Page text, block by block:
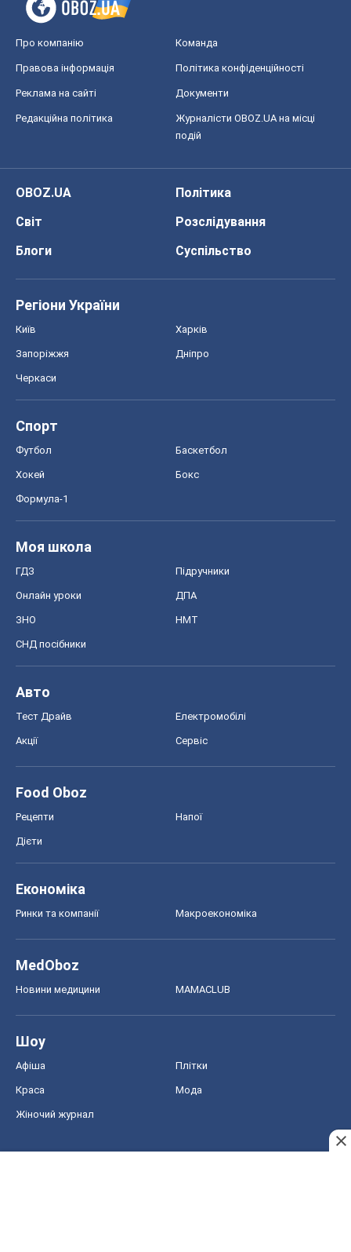
Про компанію Команда
Правова інформація Політика конфіденційності
Реклама на сайті Документи
Редакційна політика
Журналісти OBOZ.UA на місці
подій
OBOZ.UA
Політика
Світ
Розслідування
Блоги
Суспільство
Регіони України
Київ Харків
Запоріжжя Дніпро
Черкаси
Спорт
Футбол Баскетбол
Хокей Бокс
Формула-1
Моя школа
ГДЗ Підручники
Онлайн уроки ДПА
ЗНО НМТ
СНД посібники
Авто
Тест Драйв Електромобілі
Акції Сервіс
Food Oboz
Рецепти Напої
Дієти
Економіка
Ринки та компанії Макроекономіка
MedOboz
Новини медицини MAMACLUB
Шоу
Афіша Плітки
Краса Мода
Жіночий журнал